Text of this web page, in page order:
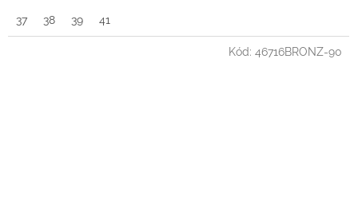
37 38 39 41
Kód: 46716BRONZ-90